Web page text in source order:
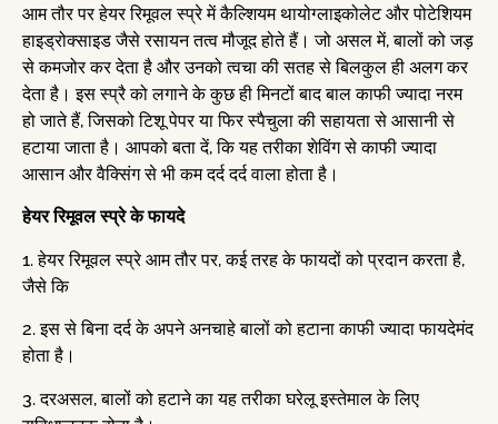
आम तौर पर हेयर रिमूवल स्प्रे में कैल्शियम थायोग्लाइकोलेट और पोटेशियम
हाइड्रोक्साइड जैसे रसायन तत्व मौजूद होते हैं। जो असल में, बालों को जड़
से कमजोर कर देता है और उनको त्वचा की सतह से बिलकुल ही अलग कर
देता है। इस स्प्रै को लगाने के कुछ ही मिनटों बाद बाल काफी ज्यादा नरम
हो जाते हैं, जिसको टिशू पेपर या फिर स्पैचुला की सहायता से आसानी से
हटाया जाता है। आपको बता दें, कि यह तरीका शेविंग से काफी ज्यादा
आसान और वैक्सिंग से भी कम दर्द दर्द वाला होता है।
हेयर रिमूवल स्प्रे के फायदे
1. हेयर रिमूवल स्प्रे आम तौर पर, कई तरह के फायदों को प्रदान करता है,
जैसे कि
2. इस से बिना दर्द के अपने अनचाहे बालों को हटाना काफी ज्यादा फायदेमंद
होता है।
3. दरअसल, बालों को हटाने का यह तरीका घरेलू इस्तेमाल के लिए